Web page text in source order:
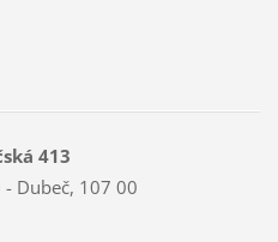
413
Dubeč, 107 00